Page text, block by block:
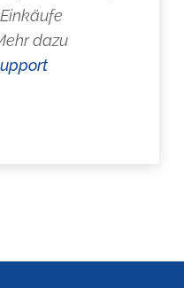
dazu